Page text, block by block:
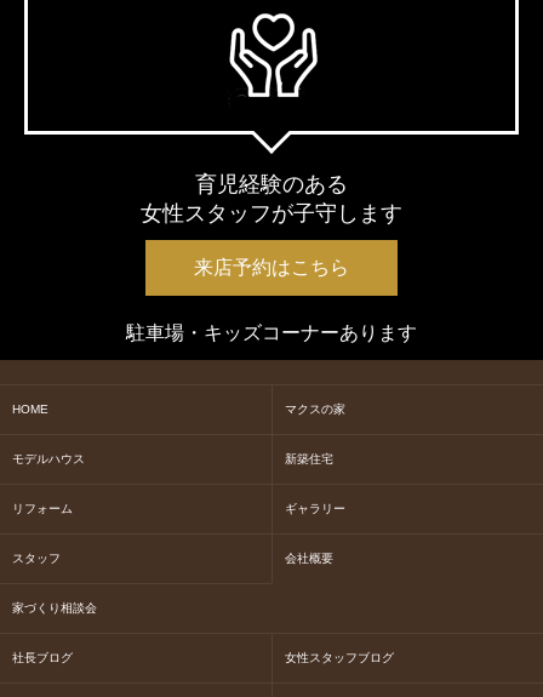
育児経験のある
女性スタッフが子守します
来店予約はこちら
駐車場・キッズコーナーあります
HOME マクスの家
モデルハウス 新築住宅
リフォーム ギャラリー
スタッフ 会社概要
家づくり相談会
社長ブログ 女性スタッフブログ